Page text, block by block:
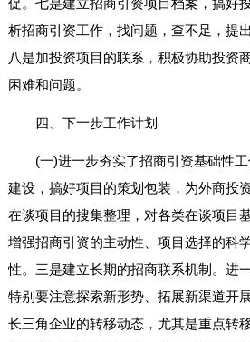
促。七是建立招商引资项目档案，搞好
析招商引资工作，找问题，查不足，提
八是加投资项目的联系，积极协助投资
困难和问题。
四、下一步工作计划
(一)进一步夯实了招商引资基础性
建设，搞好项目的策划包装，为外商投
在谈项目的搜集整理，对各类在谈项目
增强招商引资的主动性、项目选择的科
性。三是建立长期的招商联系机制。进
特别要注意探索新形势、拓展新渠道开
长三角企业的转移动态，尤其是重点转